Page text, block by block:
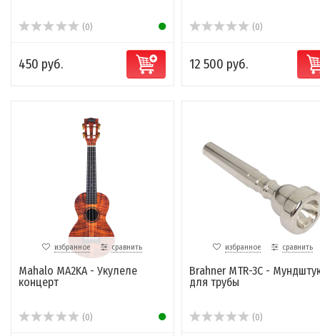
(0)
450 руб.
(0)
12 500 руб.
избранное сравнить
Mahalo MA2KA - Укулеле
концерт
(0)
избранное сравнить
Brahner MTR-3C -
для трубы
(0)